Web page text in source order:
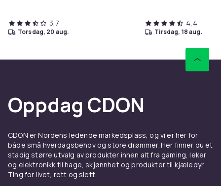
3,7
torsdag, 20 aug.
4,4
tirsdag, 18 aug.
Oppdag CDON
CDON er Nordens ledende markedsplass, og vi er her for
både små hverdagsbehov og store drømmer. Her finner du et
stadig større utvalg av produkter innen alt fra gaming, leker
og elektronikk til hage, skjønnhet og produkter til kjæledyr.
Ting for livet, rett og slett.